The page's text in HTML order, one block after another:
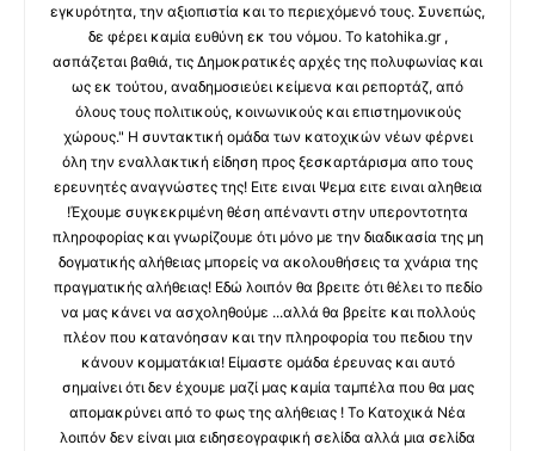
εγκυρότητα, την αξιοπιστία και το περιεχόμενό τους. Συνεπώς,
δε φέρει καμία ευθύνη εκ του νόμου. Το katohika.gr ,
ασπάζεται βαθιά, τις Δημοκρατικές αρχές της πολυφωνίας και
ως εκ τούτου, αναδημοσιεύει κείμενα και ρεπορτάζ, από
όλους τους πολιτικούς, κοινωνικούς και επιστημονικούς
χώρους." Η συντακτική ομάδα των κατοχικών νέων φέρνει
όλη την εναλλακτική είδηση προς ξεσκαρτάρισμα απο τους
ερευνητές αναγνώστες της! Ειτε ειναι Ψεμα ειτε ειναι αληθεια
!Έχουμε συγκεκριμένη θέση απέναντι στην υπεροντοτητα
πληροφορίας και γνωρίζουμε ότι μόνο με την διαδικασία της μη
δογματικής αλήθειας μπορείς να ακολουθήσεις τα χνάρια της
πραγματικής αλήθειας! Εδώ λοιπόν θα βρειτε ότι θέλει το πεδίο
να μας κάνει να ασχοληθούμε ...αλλά θα βρείτε και πολλούς
πλέον που κατανόησαν και την πληροφορία του πεδιου την
κάνουν κομματάκια! Είμαστε ομάδα έρευνας και αυτό
σημαίνει ότι δεν έχουμε μαζί μας καμία ταμπέλα που θα μας
απομακρύνει από το φως της αλήθειας ! Το Κατοχικά Νέα
λοιπόν δεν είναι μια ειδησεογραφική σελίδα αλλά μια σελίδα